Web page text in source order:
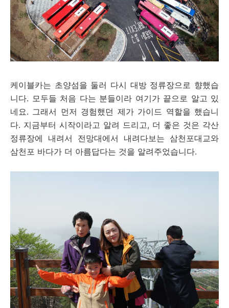
케이블카는 초양섬을 둘러 다시 대방 정류장으로 향했습
니다. 모두들 처음 다는 분들이라 여기가 끝으로 알고 있
네요. 그래서 먼저 경험했던 제가 가이드 역할을 했습니
다. 지금부터 시작이라고 알려 드리고, 더 좋은 것은 각산
정류장에 내려서 전망대에서 내려다보는 삼천포대교와
삼천포 바다가 더 아름답다는 것을 알려주었습니다.